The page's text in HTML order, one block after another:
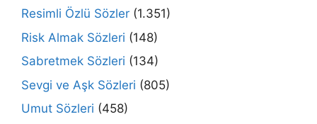
Resimli Özlü Sözler (1.351)
Risk Almak Sözleri (148)
Sabretmek Sözleri (134)
Sevgi ve Aşk Sözleri (805)
Umut Sözleri (458)